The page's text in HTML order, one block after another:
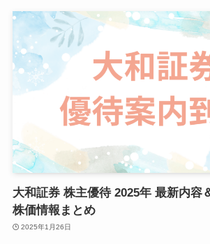
大和証券 株主優待 2025年 最新内容
株価情報まとめ
2025年1月26日